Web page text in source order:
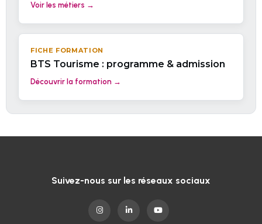
Voir les métiers →
FICHE FORMATION
BTS Tourisme : programme & admission
Découvrir la formation →
Suivez-nous sur les réseaux sociaux